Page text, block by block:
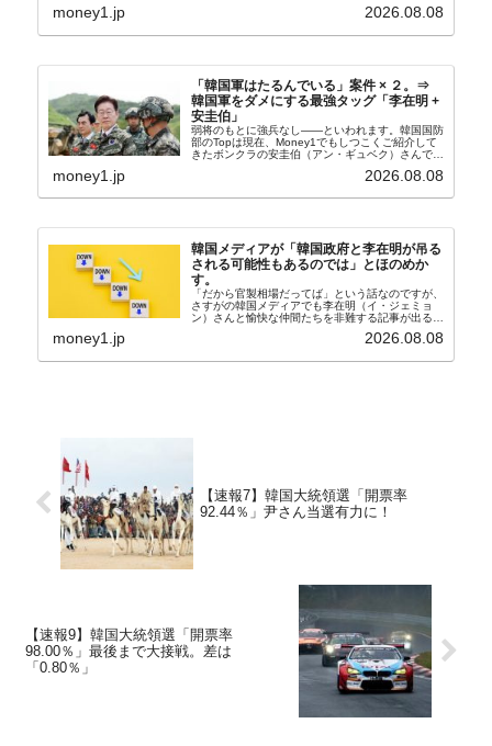
たといわれます（後述）。これは、いわゆる「塩田
money1.jp 2026.08.08
「韓国軍はたるんでいる」案件 × ２。⇒
韓国軍をダメにする最強タッグ「李在明 +
安圭伯」
弱将のもとに強兵なし――といわれます。韓国国防
部のTopは現在、Money1でもしつこくご紹介して
きたボンクラの安圭伯（アン・ギュベク）さんで
さんと「韓国初の文官上がり」の国防部長官安圭伯
money1.jp 2026.08.08
韓国メディアが「韓国政府と李在明が吊る
される可能性もあるのでは」とほのめか
す。
「だから官製相場だってば」という話なのですが、
さすがの韓国メディアでも李在明（イ・ジェミョ
ン）さんと愉快な仲間たちを非難する記事が出るよ
『朝鮮日報』に面白い記事が出ています。「東西南
money1.jp 2026.08.08
【速報7】韓国大統領選「開票率
92.44％」尹さん当選有力に！
【速報9】韓国大統領選「開票率
98.00％」最後まで大接戦。差は
「0.80％」